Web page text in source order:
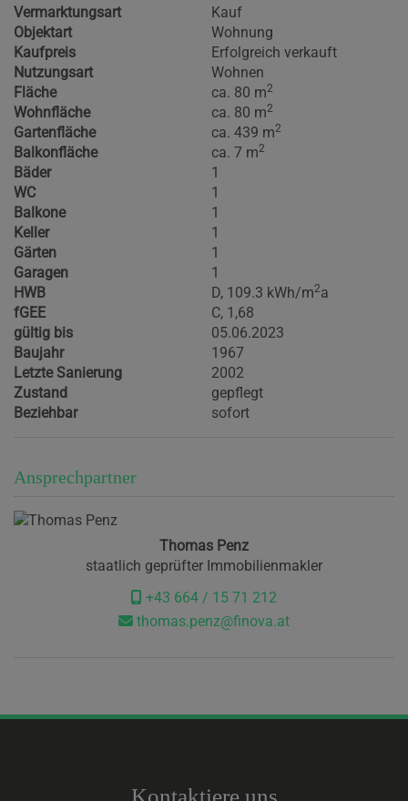
Vermarktungsart
Kauf
Objektart
Wohnung
Kaufpreis
Erfolgreich verkauft
Nutzungsart
Wohnen
Fläche
ca. 80 m2
Wohnfläche ca. 80 m2
Gartenfläche ca. 439 m2
Balkonfläche ca. 7 m2
Bäder
1
WC
1
Balkone
1
Keller
1
Gärten
1
Garagen
1
HWB
D, 109.3 kWh/m2a
fGEE
C, 1,68
gültig bis
05.06.2023
Baujahr
1967
Letzte Sanierung
2002
Zustand
gepflegt
Beziehbar
sofort
Ansprechpartner
Thomas Penz
staatlich geprüfter Immobilienmakler
+43 664 / 15 71 212
thomas.penz@finova.at
Kontaktiere uns